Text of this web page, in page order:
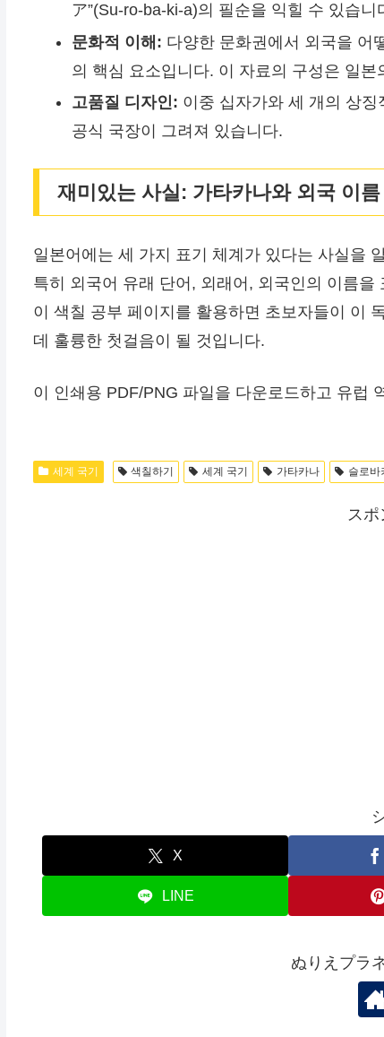
ア”(Su-ro-ba-ki-a)의 필순을 익힐 수 있습니
문화적 이해: 다양한 문화권에서 외국을 어
의 핵심 요소입니다. 이 자료의 구성은 일
고품질 디자인: 이중 십자가와 세 개의 상
공식 국장이 그려져 있습니다.
재미있는 사실: 가타카나와 외국 이름
일본어에는 세 가지 표기 체계가 있다는 사실을
특히 외국어 유래 단어, 외래어, 외국인의 이름을
이 색칠 공부 페이지를 활용하면 초보자들이 이
데 훌륭한 첫걸음이 될 것입니다.
이 인쇄용 PDF/PNG 파일을 다운로드하고 유럽
세계 국기 색칠하기 세계 국기 가타카나 슬로바
ス
X
LINE
ぬりえプラ